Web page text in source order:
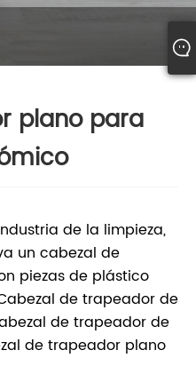
plano para
de la limpieza,
un cabezal de
piezas de plástico
de trapeador de
de trapeador de
de trapeador plano